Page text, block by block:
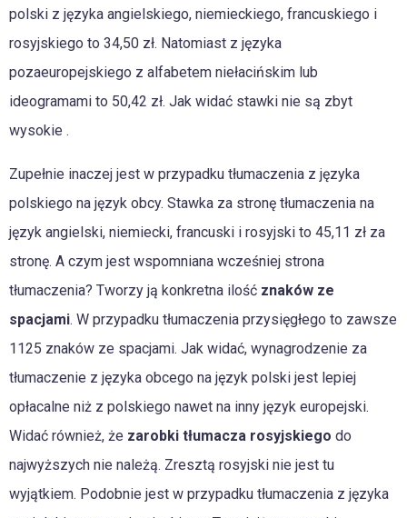
polski z języka angielskiego, niemieckiego, francuskiego i
rosyjskiego to 34,50 zł. Natomiast z języka
pozaeuropejskiego z alfabetem niełacińskim lub
ideogramami to 50,42 zł. Jak widać stawki nie są zbyt
wysokie .
Zupełnie inaczej jest w przypadku tłumaczenia z języka
polskiego na język obcy. Stawka za stronę tłumaczenia na
język angielski, niemiecki, francuski i rosyjski to 45,11 zł za
stronę. A czym jest wspomniana wcześniej strona
tłumaczenia? Tworzy ją konkretna ilość znaków ze
spacjami. W przypadku tłumaczenia przysięgłego to zawsze
1125 znaków ze spacjami. Jak widać, wynagrodzenie za
tłumaczenie z języka obcego na język polski jest lepiej
opłacalne niż z polskiego nawet na inny język europejski.
Widać również, że zarobki tłumacza rosyjskiego do
najwyższych nie należą. Zresztą rosyjski nie jest tu
wyjątkiem. Podobnie jest w przypadku tłumaczenia z języka